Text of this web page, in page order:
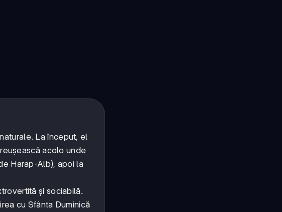
La început, el
acolo unde
Harap-Alb), apoi la
și sociabilă.
cu Sfânta Duminică